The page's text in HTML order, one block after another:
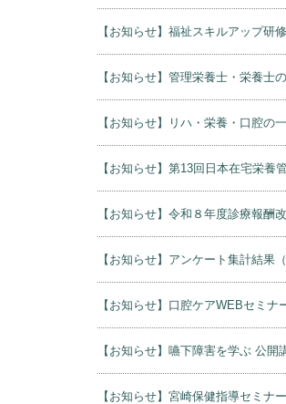
【お知らせ】福祉スキルアップ研
【お知らせ】管理栄養士・栄養士
【お知らせ】リハ・栄養・口腔の
【お知らせ】第13回日本在宅栄養
【お知らせ】令和８年度診療報酬
【お知らせ】アンケート集計結果
【お知らせ】口腔ケアWEBセミ
【お知らせ】嚥下障害を学ぶ 公開
【お知らせ】宮崎保健指導セミナ